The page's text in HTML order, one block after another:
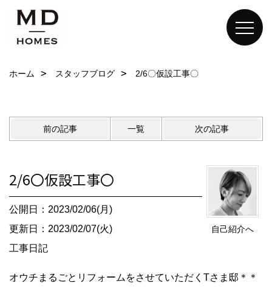
ホーム スタッフブログ 2/6〇仮設工事〇
前の記事 一覧 次の記事
自己紹介へ
2/6〇仮設工事〇
公開日：2023/02/06(月)
更新日：2023/02/07(火)
工事日記
オウチまるごとリフォームをさせていただくTさま邸＊＊